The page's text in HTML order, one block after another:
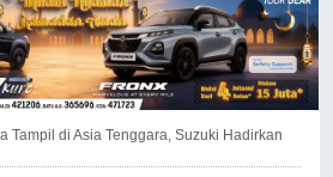
Tampil di Asia Tenggara, Suzuki Hadirkan